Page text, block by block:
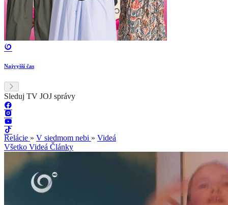
Najvyšší čas
Sleduj TV JOJ správy
Relácie » V siedmom nebi » Videá
Všetko Videá Články